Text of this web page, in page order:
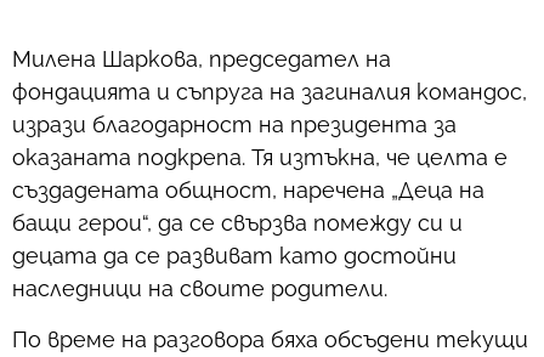
Милена Шаркова, председател на
фондацията и съпруга на загиналия командос,
изрази благодарност на президента за
оказаната подкрепа. Тя изтъкна, че целта е
създадената общност, наречена „Деца на
бащи герои“, да се свързва помежду си и
децата да се развиват като достойни
наследници на своите родители.
По време на разговора бяха обсъдени текущи